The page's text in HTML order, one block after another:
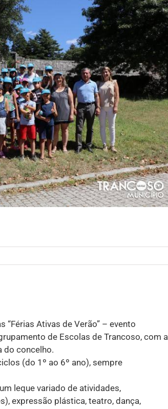
Ativas de Verão” – evento
de Escolas de Trancoso, com a
do concelho.
(do 1º ao 6º ano), sempre
leque variado de atividades,
expressão plástica, teatro, dança,